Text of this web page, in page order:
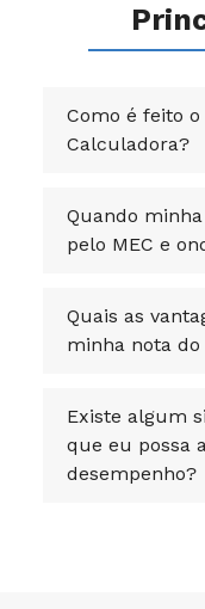
Como é feito
Calculadora?
Quando
pelo MEC e
Quais as
minha nota do
Existe algum
que eu possa
desempenho?